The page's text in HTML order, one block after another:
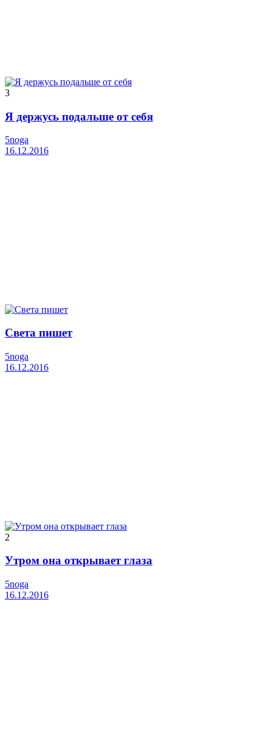
3
Я держусь подальше от себя
5noga
16.12.2016
Света пишет
5noga
16.12.2016
2
Утром она открывает глаза
5noga
16.12.2016